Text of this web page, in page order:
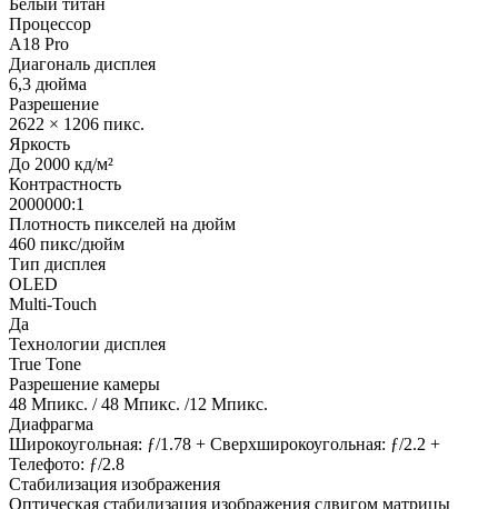
Белый титан
Процессор
A18 Pro
Диагональ дисплея
6,3 дюйма
Разрешение
2622 × 1206 пикс.
Яркость
До 2000 кд/м²
Контрастность
2000000:1
Плотность пикселей на дюйм
460 пикс/дюйм
Тип дисплея
OLED
Multi-Touch
Да
Технологии дисплея
True Tone
Разрешение камеры
48 Мпикс. / 48 Мпикс. /12 Мпикс.
Диафрагма
Широкоугольная: ƒ/1.78 + Сверхшироко­угольная: ƒ/2.2 +
Телефото: ƒ/2.8
Стабилизация изображения
Оптическая стабилизация изображения сдвигом матрицы